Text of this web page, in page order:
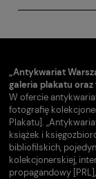
„Antykwariat
galeria plakatu
W ofercie
fotografię
Plakatu].
książek i
bibliofilskich,
kolekcjonerskiej,
propagandowy